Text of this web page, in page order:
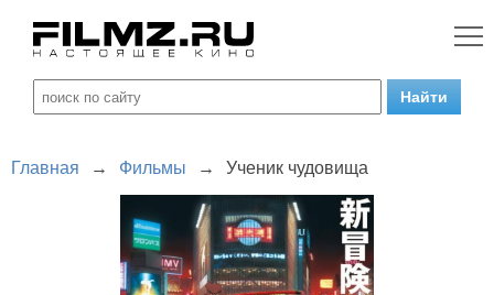
Главная → Фильмы → Ученик чудовища